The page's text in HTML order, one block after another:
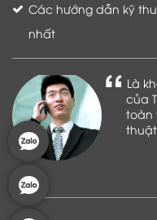
Các hướng dẫn kỹ
nhất
Là
của
toàn